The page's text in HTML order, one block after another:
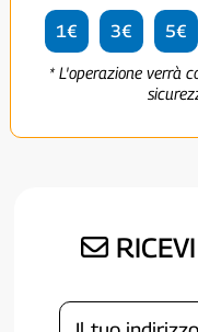
1€ 3€ 5€
* L'operazione verrà